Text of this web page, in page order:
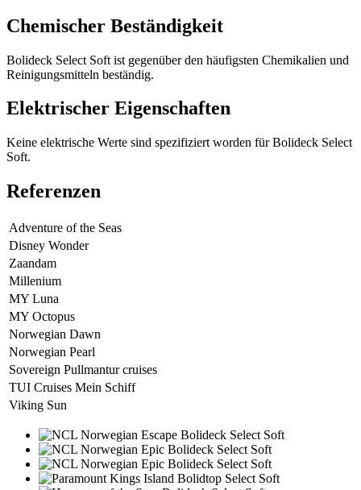
Chemischer Beständigkeit
Bolideck Select Soft ist gegenüber den häufigsten Chemikalien und
Reinigungsmitteln beständig.
Elektrischer Eigenschaften
Keine elektrische Werte sind spezifiziert worden für Bolideck Select
Soft.
Referenzen
Adventure of the Seas
Disney Wonder
Zaandam
Millenium
MY Luna
MY Octopus
Norwegian Dawn
Norwegian Pearl
Sovereign Pullmantur cruises
TUI Cruises Mein Schiff
Viking Sun